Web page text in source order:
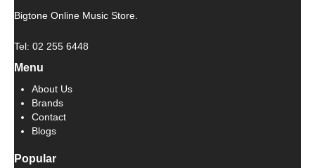
Bigtone Online Music Store.
Tel: 02 255 6448
Menu
About Us
Brands
Contact
Blogs
Popular